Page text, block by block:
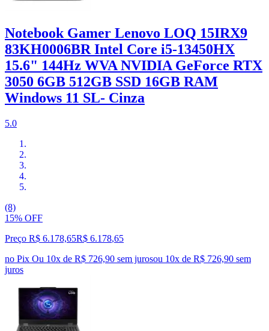
Notebook Gamer Lenovo LOQ 15IRX9
83KH0006BR Intel Core i5-13450HX
15.6" 144Hz WVA NVIDIA GeForce RTX
3050 6GB 512GB SSD 16GB RAM
Windows 11 SL- Cinza
5.0
(8)
15% OFF
Preço R$ 6.178,65R$ 6.178,65
no Pix Ou 10x de R$ 726,90 sem jurosou 10x de R$ 726,90 sem
juros